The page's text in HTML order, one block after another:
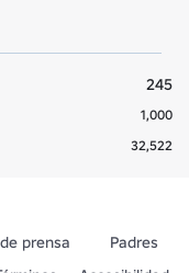
245
1,000
32,522
prensa
Padres